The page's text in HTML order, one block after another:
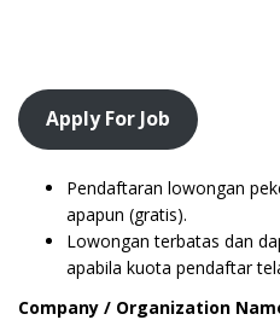
Apply For Job
Pendaftaran lowongan
apapun (gratis).
Lowongan terbatas dan
apabila kuota pendaftar
Company / Organization